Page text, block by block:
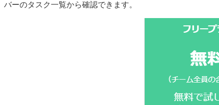
バーのタスク一覧から確認できます。